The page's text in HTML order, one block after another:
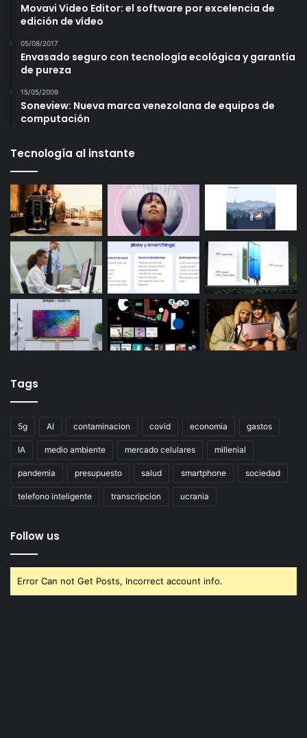
Movavi Video Editor: el software por excelencia de
edición de vídeo
05/08/2017
Envasado seguro con tecnología ecológica y garantía
de pureza
15/05/2009
Soneview: Nueva marca venezolana de equipos de
computación
Tecnología al instante
Tags
5g AI contaminacion covid economia gastos
IA medio ambiente mercado celulares millenial
pandemia presupuesto salud smartphone sociedad
telefono inteligente transcripcion ucrania
Follow us
Error Can not Get Posts, Incorrect account info.